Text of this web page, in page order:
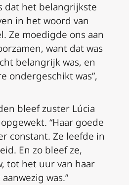
dat het belangrijkste
in het woord van
Ze moedigde ons aan
want dat was
belangrijk was, en
ondergeschikt was”,
bleef zuster Lúcia
“Haar goede
constant. Ze leefde in
En zo bleef ze,
tot het uur van haar
was.”